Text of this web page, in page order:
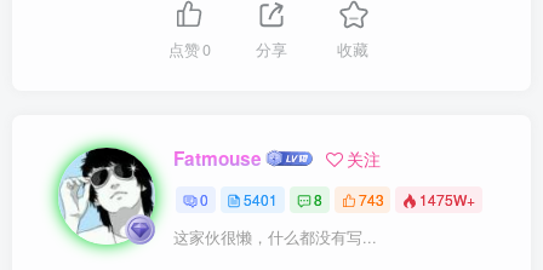
点赞0 分享 收藏
Fatmouse 关注
0 5401 8 743 1475W+
这家伙很懒，什么都没有写...